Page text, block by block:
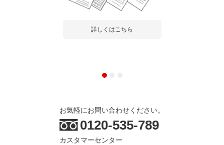
詳しくはこちら
お気軽にお問い合わせください。
0120-535-789
カスタマーセンター